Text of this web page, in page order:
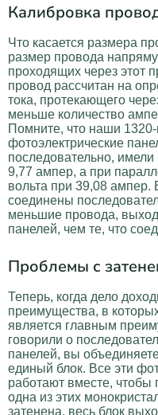
Калибровка
Что касается размера
размер провода
проходящих через этот
провод рассчитан на
тока, протекающего
меньше количество
Помните, что наши
фотоэлектрические
последовательно,
9,77 ампер, а при
вольта при 39,08 ампер.
соединены
меньшие провода,
панелей, чем те, что
Проблемы с
Теперь, когда дело
преимущества, в
является главным
говорили о
панелей, вы
единый блок. Все эти
работают вместе, чтобы
одна из этих
затенена, весь блок